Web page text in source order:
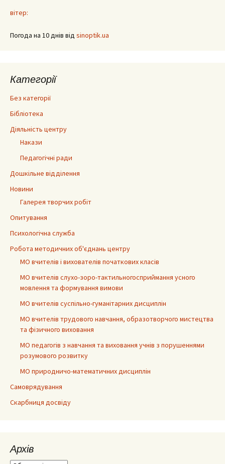
вітер:
Погода на 10 днів від sinoptik.ua
Категорії
Без категорії
Бібліотека
Діяльність центру
Накази
Педагогічні ради
Дошкільне відділення
Новини
Галерея творчих робіт
Опитування
Психологічна служба
Робота методичних об'єднань центру
МО вчителів і вихователів початкових класів
МО вчителів слухо-зоро-тактильногосприймання усного
мовлення та формування вимови
МО вчителів суспільно-гуманітарних дисциплін
МО вчителів трудового навчання, образотворчого мистецтва
та фізичного виховання
МО педагогів з навчання та виховання учнів з порушеннями
розумового розвитку
МО природничо-математичних дисциплін
Самоврядування
Скарбниця досвіду
Архів